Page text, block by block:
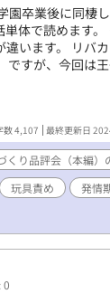
卒業後に同棲し
単体で読めます
います。 リバ
すが、今回は王
数 4,107 最終更新日
くり品評会（本編）
玩具責め
発情
0